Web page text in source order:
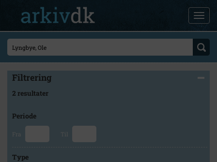
Filtrering
2 resultater
Periode
Fra Til
Type